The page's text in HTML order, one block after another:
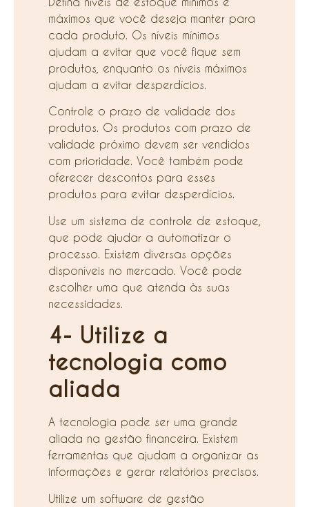
máximos que você deseja manter para
cada produto. Os níveis mínimos
ajudam a evitar que você fique sem
produtos, enquanto os níveis máximos
ajudam a evitar desperdícios.
Controle o prazo de validade dos
produtos. Os produtos com prazo de
validade próximo devem ser vendidos
com prioridade. Você também pode
oferecer descontos para esses
produtos para evitar desperdícios.
Use um sistema de controle de estoque,
que pode ajudar a automatizar o
processo. Existem diversas opções
disponíveis no mercado. Você pode
escolher uma que atenda às suas
necessidades.
4- Utilize a
tecnologia como
aliada
A tecnologia pode ser uma grande
aliada na gestão financeira. Existem
ferramentas que ajudam a organizar as
informações e gerar relatórios precisos.
Utilize um software de gestão